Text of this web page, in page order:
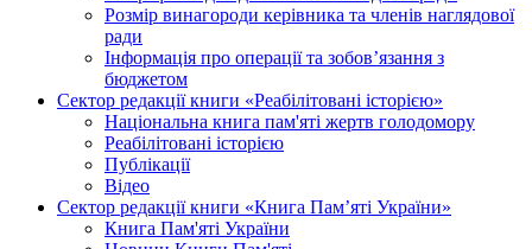
Розмір винагороди керівника та членів наглядової
ради
Інформація про операції та зобов’язання з
бюджетом
Сектор редакції книги «Реабілітовані історією»
Національна книга пам'яті жертв голодомору
Реабілітовані історією
Публікації
Відео
Сектор редакції книги «Книга Пам’яті України»
Книга Пам'яті України